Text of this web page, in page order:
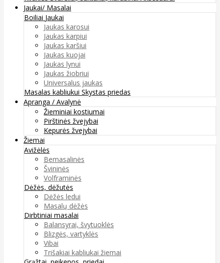
Jaukai/ Masalai
Boiliai Jaukai
Jaukas karosui
Jaukas karpiui
Jaukas karšiui
Jaukas kuojai
Jaukas lynui
Jaukas žiobriui
Universalus jaukas
Masalas kabliukui Skystas priedas
Apranga / Avalynė
Žieminiai kostiumai
Pirštinės žvejybai
Kepurės žvejybai
Žiemai
Avižėlės
Bemasalinės
Švininės
Volframinės
Dėžės, dėžutės
Dėžės ledui
Masalų dėžės
Dirbtiniai masalai
Balansyrai, švytuoklės
Blizgės, vartyklės
Vibai
Trišakiai kabliukai žiemai